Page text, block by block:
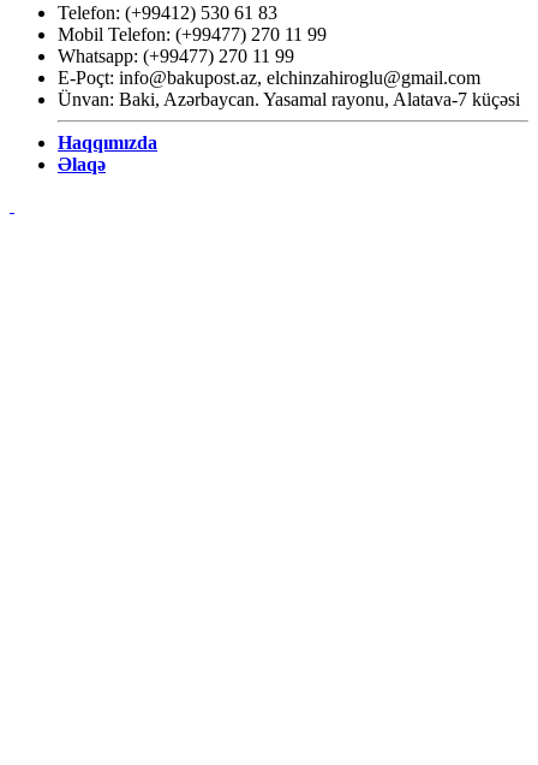
Telefon: (+99412) 530 61 83
Mobil Telefon: (+99477) 270 11 99
Whatsapp: (+99477) 270 11 99
E-Poçt: info@bakupost.az, elchinzahiroglu@gmail.com
Ünvan: Baki, Azərbaycan. Yasamal rayonu, Alatava-7 küçəsi
Haqqımızda
Əlaqə